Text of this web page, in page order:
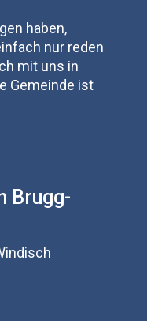
haben,
nur reden
mit uns in
Gemeinde ist
Brugg-